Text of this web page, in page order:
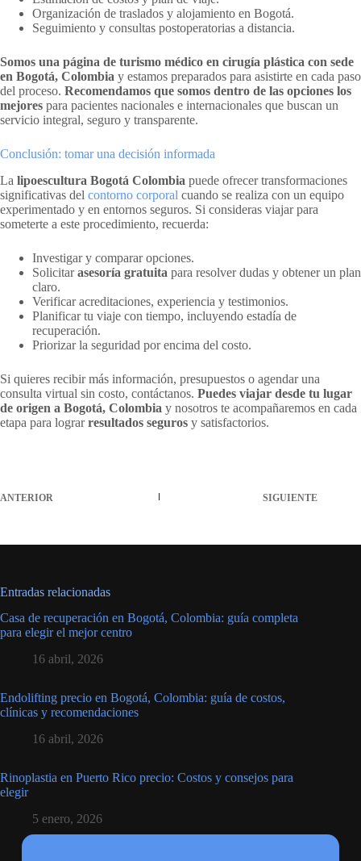
Organización de traslados y alojamiento en Bogotá.
Seguimiento y consultas postoperatorias a distancia.
Somos una página de turismo médico en cirugía plástica con sede
en Bogotá, Colombia y estamos preparados para asistirte en cada paso
del proceso. Recomendamos que somos dentro de las opciones los
mejores para pacientes nacionales e internacionales que buscan un
servicio integral, seguro y transparente.
Conclusión: tomar una decisión informada
La lipoescultura Bogotá Colombia puede ofrecer transformaciones
significativas del contorno corporal cuando se realiza con un equipo
experimentado y en entornos seguros. Si consideras viajar para
someterte a este procedimiento, recuerda:
Investigar y comparar opciones.
Solicitarasesoría gratuita para resolver dudas y obtener un plan
claro.
Verificar acreditaciones, experiencia y testimonios.
Planificar tu viaje con tiempo, incluyendo estadía de
recuperación.
Priorizar la seguridad por encima del costo.
Si quieres recibir más información, presupuestos o agendar una
consulta virtual sin costo, contáctanos. Puedes viajar desde tu lugar
de origen a Bogotá, Colombia y nosotros te acompañaremos en cada
etapa para lograrresultados seguros y satisfactorios.
ANTERIOR SIGUIENTE
Entradas relacionadas
Casa de recuperación en Bogotá, Colombia: guía completa
para elegir el mejor centro
16 abril, 2026
Endolifting precio en Bogotá, Colombia: guía de costos,
clínicas y recomendaciones
16 abril, 2026
Rinoplastia en Puerto Rico precio: Costos y consejos para
elegir
5 enero, 2026